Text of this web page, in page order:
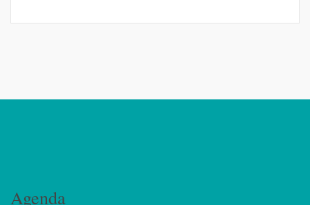
Agenda